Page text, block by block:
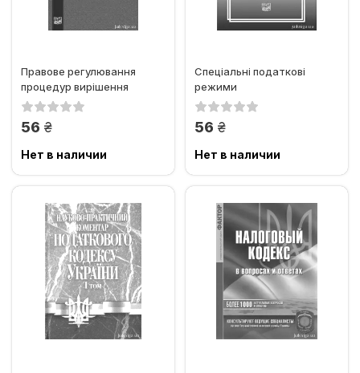
Правове регулювання
процедур вирішення
податкових спорів
56 грн.
Нет в наличии
Спеціальні податкові
режими
56 грн.
Нет в наличии